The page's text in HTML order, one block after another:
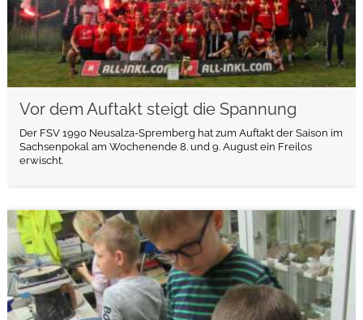
Vor dem Auftakt steigt die Spannung
Der FSV 1990 Neusalza-Spremberg hat zum Auftakt der Saison im
Sachsenpokal am Wochenende 8. und 9. August ein Freilos
erwischt.
weiterlesen